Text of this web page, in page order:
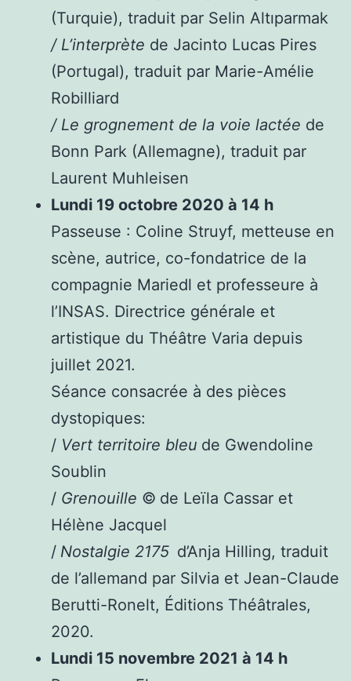
(Turquie), traduit par Selin Altıparmak
/ L’interprète de Jacinto Lucas Pires
(Portugal), traduit par Marie-Amélie
Robilliard
/ Le grognement de la voie lactée de
Bonn Park (Allemagne), traduit par
Laurent Muhleisen
Lundi 19 octobre 2020 à 14 h
Passeuse : Coline Struyf, metteuse en
scène, autrice, co-fondatrice de la
compagnie Mariedl et professeure à
l’INSAS. Directrice générale et
artistique du Théâtre Varia depuis
juillet 2021.
Séance consacrée à des pièces
dystopiques:
/ Vert territoire bleu de Gwendoline
Soublin
/ Grenouille © de Leïla Cassar et
Hélène Jacquel
/ Nostalgie 2175 d’Anja Hilling, traduit
de l’allemand par Silvia et Jean-Claude
Berutti-Ronelt, Éditions Théâtrales,
2020.
Lundi 15 novembre 2021 à 14 h